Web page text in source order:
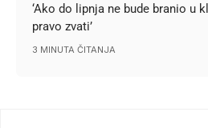
‘Ako do lipnja ne bude branio u
pravo zvati’
3 MINUTA ČITANJA